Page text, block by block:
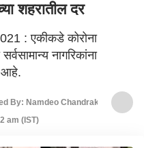
शहरातील दर
: एकीकडे कोरोना
नागरिकांना
आहे.
By: Namdeo Chandrakant
am (IST)